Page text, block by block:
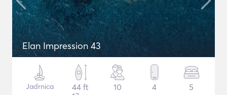
Elan Impression 43
Jadrnica
44 ft
10 4 5